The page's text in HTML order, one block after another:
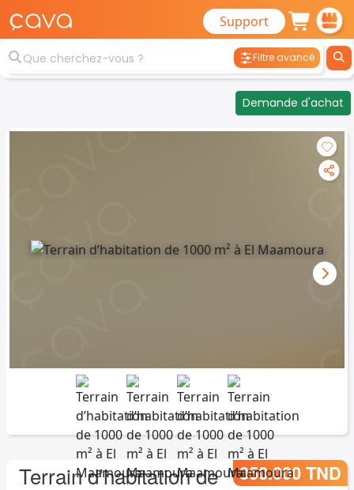
Support
Filtre avancé
Demande d'achat
Terrain d’habitation de
350.000 TND